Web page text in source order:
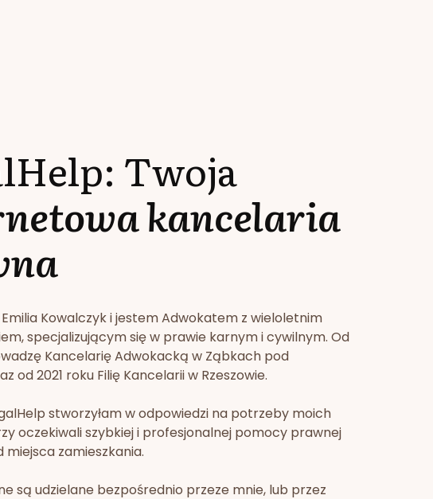
Twoja
kancelaria
Kowalczyk i jestem Adwokatem z wieloletnim
specjalizującym się w prawie karnym i cywilnym. Od
Kancelarię Adwokacką w Ząbkach pod
od 2021 roku Filię Kancelarii w Rzeszowie.
stworzyłam w odpowiedzi na potrzeby moich
oczekiwali szybkiej i profesjonalnej pomocy prawnej
miejsca zamieszkania.
są udzielane bezpośrednio przeze mnie, lub przez